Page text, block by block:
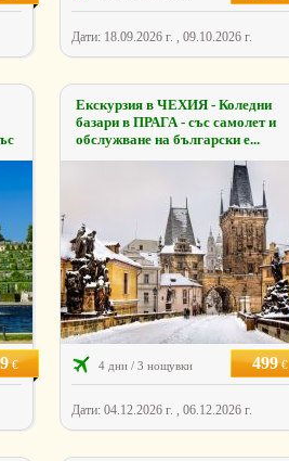
Дати: 18.09.2026 г. , 09.10.2026 г.
€
Екскурзия в ЧЕХИЯ - Коледни
базари в ПРАГА - със самолет и
обслужване на български е...
4 дни / 3 нощувки 499€
Дати: 04.12.2026 г. , 06.12.2026 г.